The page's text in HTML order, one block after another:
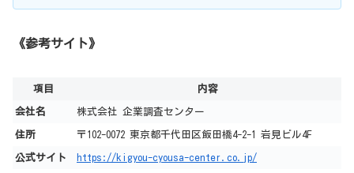
《参考サイト》
項目 内容
会社名 株式会社 企業調査センター
住所 〒102-0072 東京都千代田区飯田橋4-2-1 岩見ビル4F
公式サイト https://kigyou-cyousa-center.co.jp/